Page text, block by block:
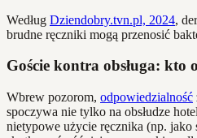
Według Dziendobry.tvn.pl, 2024,
brudne ręczniki mogą przenosić
Goście kontra obsługa: kto
Wbrew pozorom, odpowiedzialność
spoczywa nie tylko na obsłudze
nietypowe użycie ręcznika (np.